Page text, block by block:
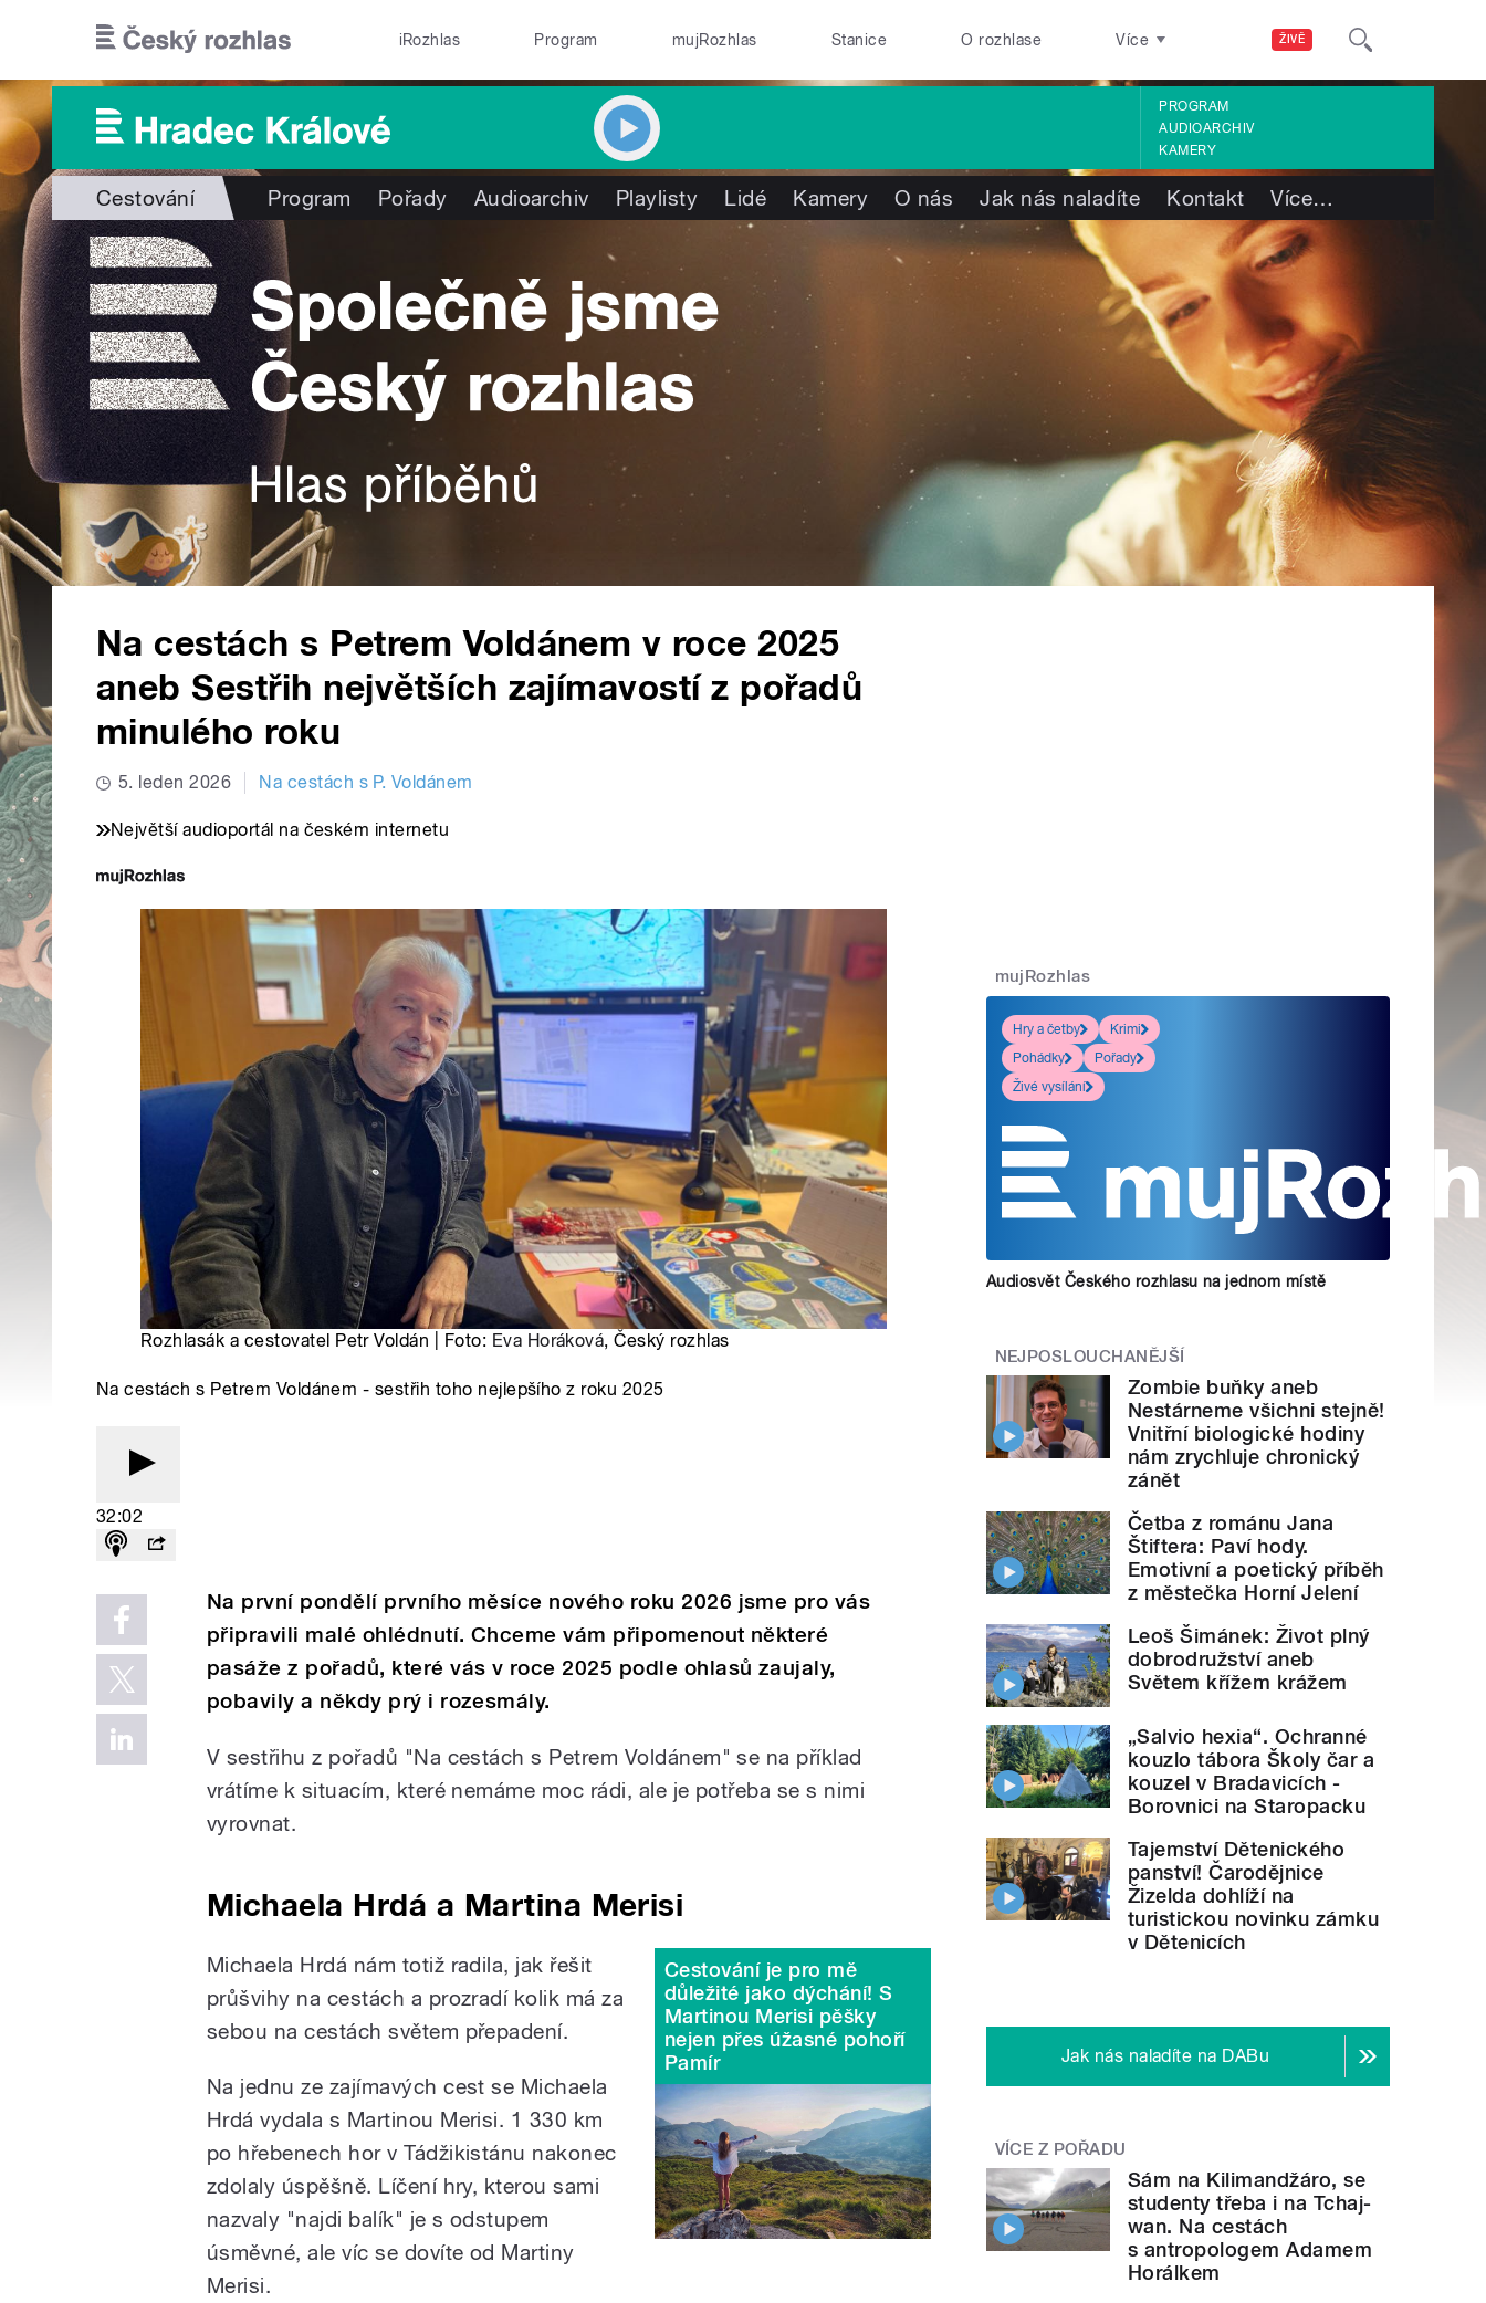
ŽIVĚ
iRozhlas Program mujRozhlas Stanice O rozhlase Více
PROGRAM
AUDIOARCHIV
KAMERY
Cestování Program Pořady Audioarchiv Playlisty Lidé Kamery O nás Jak nás naladíte Kontakt Více…
Na cestách s Petrem Voldánem v roce 2025
aneb Sestřih největších zajímavostí z pořadů
minulého roku
5. leden 2026 Na cestách s P. Voldánem
Největší audioportál na českém internetu
Rozhlasák a cestovatel Petr Voldán | Foto: Eva Horáková, Český rozhlas
Na cestách s Petrem Voldánem - sestřih toho nejlepšího z roku 2025
32:02
Na první pondělí prvního měsíce nového roku 2026 jsme pro vás
připravili malé ohlédnutí. Chceme vám připomenout některé
pasáže z pořadů, které vás v roce 2025 podle ohlasů zaujaly,
pobavily a někdy prý i rozesmály.
V sestřihu z pořadů "Na cestách s Petrem Voldánem" se na příklad
vrátíme k situacím, které nemáme moc rádi, ale je potřeba se s nimi
vyrovnat.
Michaela Hrdá a Martina Merisi
Cestování je pro mě
důležité jako dýchání! S
Martinou Merisi pěšky
nejen přes úžasné pohoří
Pamír
Michaela Hrdá nám totiž radila, jak řešit
průšvihy na cestách a prozradí kolik má za
sebou na cestách světem přepadení.
Na jednu ze zajímavých cest se Michaela
Hrdá vydala s Martinou Merisi. 1 330 km
po hřebenech hor v Tádžikistánu nakonec
zdolaly úspěšně. Líčení hry, kterou sami
nazvaly "najdi balík" je s odstupem
úsměvné, ale víc se dovíte od Martiny
Merisi.
mujRozhlas
Hry a četby
Krimi
Pohádky
Pořady
Živé vysílání
Audiosvět Českého rozhlasu na jednom místě
NEJPOSLOUCHANĚJŠÍ
Zombie buňky aneb
Nestárneme všichni stejně!
Vnitřní biologické hodiny
nám zrychluje chronický
zánět
Četba z románu Jana
Štiftera: Paví hody.
Emotivní a poetický příběh
z městečka Horní Jelení
Leoš Šimánek: Život plný
dobrodružství aneb
Světem křížem krážem
„Salvio hexia“. Ochranné
kouzlo tábora Školy čar a
kouzel v Bradavicích -
Borovnici na Staropacku
Tajemství Dětenického
panství! Čarodějnice
Žizelda dohlíží na
turistickou novinku zámku
v Dětenicích
Jak nás naladíte na DABu
VÍCE Z POŘADU
Sám na Kilimandžáro, se
studenty třeba i na Tchaj-
wan. Na cestách
s antropologem Adamem
Horálkem